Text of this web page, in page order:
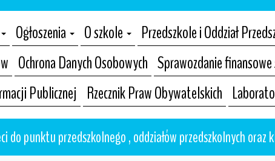
Ogłoszenia O szkole Przedszkole i Oddział
Ochrona Danych Osobowych Sprawozdanie finansowe
Publicznej Rzecznik Praw Obywatelskich
do punktu przedszkolnego , oddziałów przedszkolnych oraz